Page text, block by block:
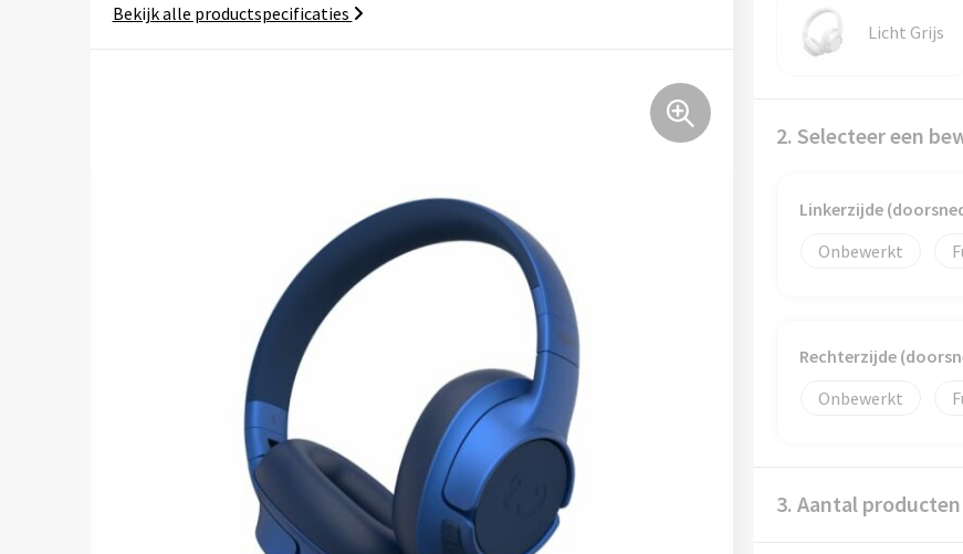
Bekijk alle productspecificaties
Licht Grijs
2. Selecteer een
Linkerzijde
Onbewerkt
Rechterzijde
Onbewerkt
3. Aantal producten